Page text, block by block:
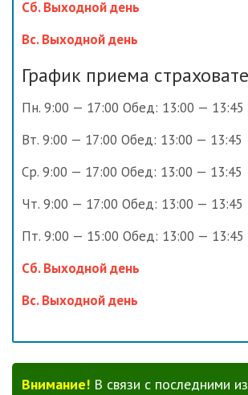
Сб. Выходной день
Вс. Выходной день
График приема
Пн. 9:00 — 17:00 Обед: 13:00 — 13:45
Вт. 9:00 — 17:00 Обед: 13:00 — 13:45
Ср. 9:00 — 17:00 Обед: 13:00 — 13:45
Чт. 9:00 — 17:00 Обед: 13:00 — 13:45
Пт. 9:00 — 15:00 Обед: 13:00 — 13:45
Сб. Выходной день
Вс. Выходной день
Внимание! В связи с последними